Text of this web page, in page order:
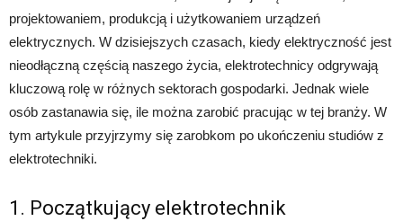
projektowaniem, produkcją i użytkowaniem urządzeń
elektrycznych. W dzisiejszych czasach, kiedy elektryczność jest
nieodłączną częścią naszego życia, elektrotechnicy odgrywają
kluczową rolę w różnych sektorach gospodarki. Jednak wiele
osób zastanawia się, ile można zarobić pracując w tej branży. W
tym artykule przyjrzymy się zarobkom po ukończeniu studiów z
elektrotechniki.
1. Początkujący elektrotechnik